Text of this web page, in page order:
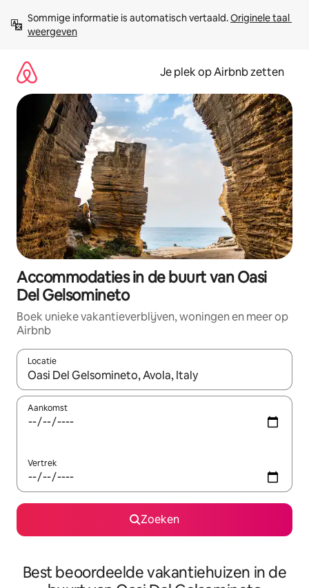
direct
naar
Sommige informatie is automatisch vertaald. Originele taal
weergeven
Je plek op Airbnb zetten
Accommodaties in de buurt van Oasi
Del Gelsomineto
Boek unieke vakantieverblijven, woningen en meer op
Airbnb
Locatie
Wanneer er resultaten beschikbaar zijn, maak je een keuze
Aankomst
Vertrek
Zoeken
Best beoordeelde vakantiehuizen in de